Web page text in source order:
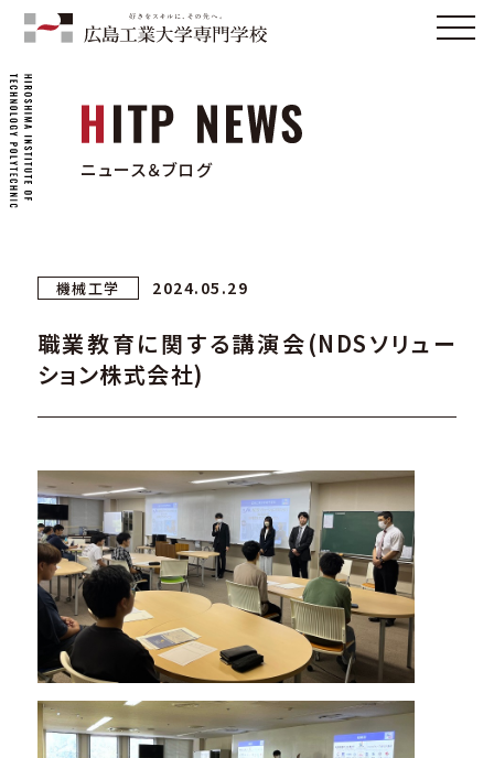
ニュース＆ブログ
機械工学 2024.05.29
職業教育に関する講演会(NDSソリュー
ション株式会社)